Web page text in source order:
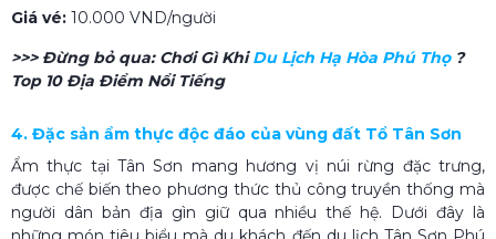
Giá vé: 10.000 VND/người
>>> Đừng bỏ qua: Chơi Gì KhiDu Lịch Hạ Hòa Phú Thọ​ ?
Top 10 Địa Điểm Nổi Tiếng
4. Đặc sản ẩm thực độc đáo của vùng đất Tổ Tân Sơn
Ẩm thực tại Tân Sơn mang hương vị núi rừng đặc trưng,
được chế biến theo phương thức thủ công truyền thống mà
người dân bản địa gìn giữ qua nhiều thế hệ. Dưới đây là